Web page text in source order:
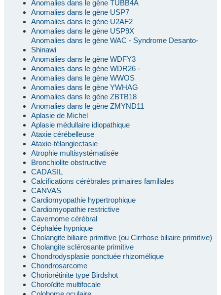
Anomalies dans le gène TUBB4A
Anomalies dans le gène USP7
Anomalies dans le gène U2AF2
Anomalies dans le gène USP9X
Anomalies dans le gène WAC - Syndrome Desanto-
Shinawi
Anomalies dans le gène WDFY3
Anomalies dans le gène WDR26 -
Anomalies dans le gène WWOS
Anomalies dans le gène YWHAG
Anomalies dans le gène ZBTB18
Anomalies dans le gène ZMYND11
Aplasie de Michel
Aplasie médullaire idiopathique
Ataxie cérébelleuse
Ataxie-télangiectasie
Atrophie multisystématisée
Bronchiolite obstructive
CADASIL
Calcifications cérébrales primaires familiales
CANVAS
Cardiomyopathie hypertrophique
Cardiomyopathie restrictive
Cavernome cérébral
Céphalée hypnique
Cholangite biliaire primitive (ou Cirrhose biliaire primitive)
Cholangite sclérosante primitive
Chondrodysplasie ponctuée rhizomélique
Chondrosarcome
Choriorétinite type Birdshot
Choroïdite multifocale